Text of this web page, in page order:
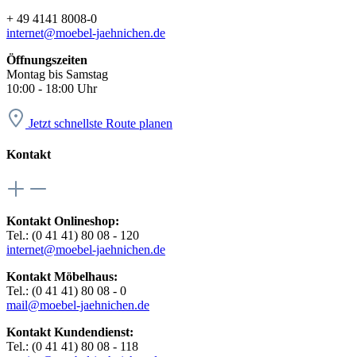
+ 49 4141 8008-0
internet@moebel-jaehnichen.de
Öffnungszeiten
Montag bis Samstag
10:00 - 18:00 Uhr
Jetzt schnellste Route planen
Kontakt
Kontakt Onlineshop:
Tel.: (0 41 41) 80 08 - 120
internet@moebel-jaehnichen.de
Kontakt Möbelhaus:
Tel.: (0 41 41) 80 08 - 0
mail@moebel-jaehnichen.de
Kontakt Kundendienst:
Tel.: (0 41 41) 80 08 - 118